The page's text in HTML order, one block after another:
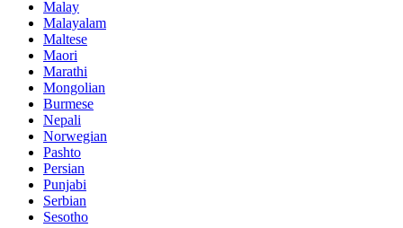
Malay
Malayalam
Maltese
Maori
Marathi
Mongolian
Burmese
Nepali
Norwegian
Pashto
Persian
Punjabi
Serbian
Sesotho